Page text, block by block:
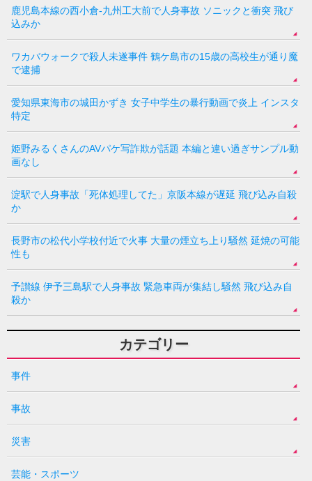
鹿児島本線の西小倉-九州工大前で人身事故 ソニックと衝突 飛び
込みか
ワカバウォークで殺人未遂事件 鶴ケ島市の15歳の高校生が通り魔
で逮捕
愛知県東海市の城田かずき 女子中学生の暴行動画で炎上 インスタ
特定
姫野みるくさんのAVパケ写詐欺が話題 本編と違い過ぎサンプル動
画なし
淀駅で人身事故「死体処理してた」京阪本線が遅延 飛び込み自殺
か
長野市の松代小学校付近で火事 大量の煙立ち上り騒然 延焼の可能
性も
予讃線 伊予三島駅で人身事故 緊急車両が集結し騒然 飛び込み自
殺か
カテゴリー
事件
事故
災害
芸能・スポーツ